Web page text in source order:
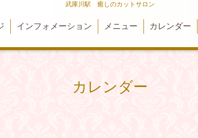
武庫川駅 癒しのカットサロン
インフォメーション メニュー カレンダー
カレンダー